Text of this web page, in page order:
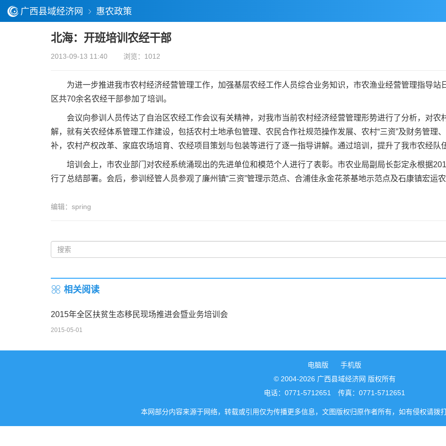
广西县域经济网 惠农政策
北海：开班培训农经干部
2013-09-13 11:40 浏览：1012
为进一步推进我市农村经济经营管理工作，加强基层农经工作人员综合业务知识，市农渔业经营管理指导站
区共70余名农经干部参加了培训。
会议向参训人员传达了自治区农经工作会议有关精神，对我市当前农村经济经营管理形势进行了分析，对农
解，就有关农经体系管理工作建设，包括农村土地承包管理、农民合作社规范操作发展、农村“三资”及财务管理
补，农村产权改革、家庭农场培育、农经项目策划与包装等进行了逐一指导讲解。通过培训，提升了我市农经队
培训会上，市农业部门对农经系统涌现出的先进单位和模范个人进行了表彰。市农业局副局长彭定永根据
行了总结部署。会后，参训经管人员参观了廉州镇“三资”管理示范点、合浦佳永金花茶基地示范点及石康镇宏运
编辑：spring
相关阅读
2015年全区扶贫生态移民现场推进会暨业务培训会
2015-05-01
电脑版
手机版
© 2004-2026 广西县域经济网 版权所有
电话：0771-5712651 传真：0771-5712651
本网部分内容来源于网络，转载或引用仅为传播更多信息，文图版权归原作者所有，如有侵权请拨